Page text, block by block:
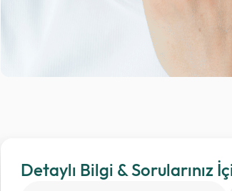
Detaylı Bilgi & Sorularınız